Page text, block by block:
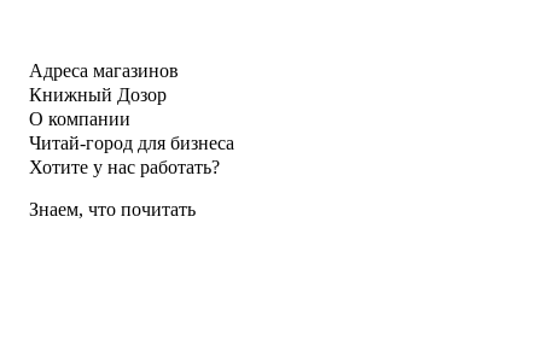
Адреса магазинов
Книжный Дозор
О компании
Читай-город для бизнеса
Хотите у нас работать?
Знаем, что почитать